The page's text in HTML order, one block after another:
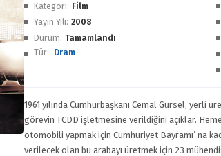
Kategori: Film
Yayın Yılı: 2008
Durum: Tamamlandı
Tür: Dram
1961 yılında Cumhurbaşkanı Cemal Gürsel, yerli
görevin TCDD işletmesine verildiğini açıklar.
otomobili yapmak için Cumhuriyet Bayramı’ na
verilecek olan bu arabayı üretmek için 23